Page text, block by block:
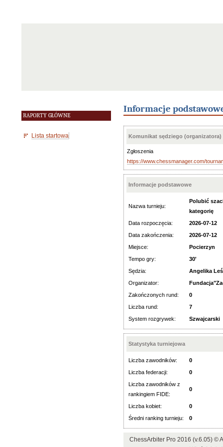
RAPORTY GŁÓWNE
Lista startowa
Informacje
Komunikat sędziego (organizatora)
Zgłoszenia
https://www.chessmanager.com/
Informacje podstawowe
Nazwa turnieju:
Polubić
kategorię
Data rozpoczęcia:
2026-07-12
Data zakończenia:
2026-07-12
Miejsce:
Pocierzyn
Tempo gry:
30'
Sędzia:
Angelika
Organizator:
Zakończonych rund:
0
Liczba rund:
7
System rozgrywek:
Szwajcarski
Statystyka turniejowa
Liczba zawodników:
0
Liczba federacji:
0
Liczba zawodników z
rankingiem FIDE:
0
Liczba kobiet:
0
Średni ranking turnieju:
0
ChessArbiter Pro 2016 (v.6.05)